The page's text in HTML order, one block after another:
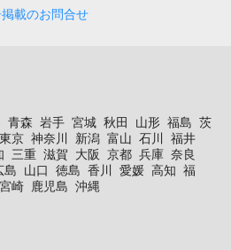
載のお問合せ
青森 岩手 宮城 秋田 山形 福島 茨
東京 神奈川 新潟 富山 石川
福井
三重 滋賀 大阪 京都 兵庫 奈良
島 山口 徳島 香川 愛媛 高知 福
宮崎 鹿児島 沖縄